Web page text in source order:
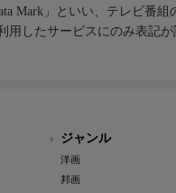
Mark」といい、テレビ番組
用したサービスにのみ表記
ジャンル
洋画
邦画